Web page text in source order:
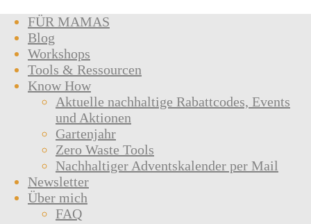
FÜR MAMAS
Blog
Workshops
Tools & Ressourcen
Know How
Aktuelle nachhaltige Rabattcodes, Events
und Aktionen
Gartenjahr
Zero Waste Tools
Nachhaltiger Adventskalender per Mail
Newsletter
Über mich
FAQ